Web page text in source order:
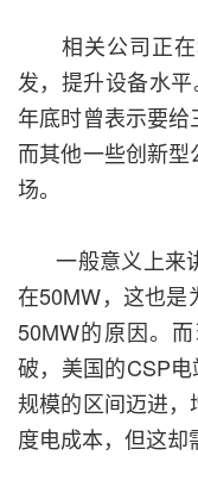
相关公司正在
发，提升设备水
年底时曾表示要给
而其他一些创新
场。
一般意义上来
在50MW，这也是
50MW的原因。
破，美国的CSP
规模的区间迈进
度电成本，但这却